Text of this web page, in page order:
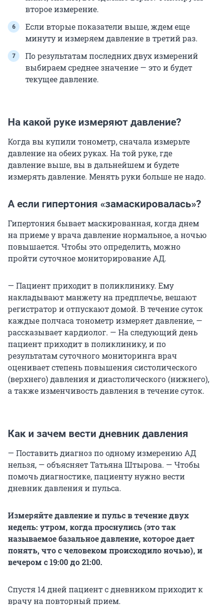
второе измерение.
Если вторые показатели выше, ждем еще
минуту и измеряем давление в третий раз.
По результатам последних двух измерений
выбираем среднее значение — это и будет
текущее давление.
На какой руке измеряют давление?
Когда вы купили тонометр, сначала измерьте
давление на обеих руках. На той руке, где
давление выше, вы в дальнейшем и будете
измерять давление. Менять руки больше не надо.
А если гипертония «замаскировалась»?
Гипертония бывает маскированная, когда днем
на приеме у врача давление нормальное, а ночью
повышается. Чтобы это определить, можно
пройти суточное мониторирование АД.
— Пациент приходит в поликлинику. Ему
накладывают манжету на предплечье, вешают
регистратор и отпускают домой. В течение суток
каждые полчаса тонометр измеряет давление, —
рассказывает кардиолог. — На следующий день
пациент приходит в поликлинику, и по
результатам суточного мониторинга врач
оценивает степень повышения систолического
(верхнего) давления и диастолического (нижнего),
а также изменчивость давления в течение суток.
Как и зачем вести дневник давления
— Поставить диагноз по одному измерению АД
нельзя, — объясняет Татьяна Штырова. — Чтобы
помочь диагностике, пациенту нужно вести
дневник давления и пульса.
Измеряйте давление и пульс в течение двух
недель: утром, когда проснулись (это так
называемое базальное давление, которое дает
понять, что с человеком происходило ночью), и
вечером с 19:00 до 21:00.
Спустя 14 дней пациент с дневником приходит к
врачу на повторный прием.